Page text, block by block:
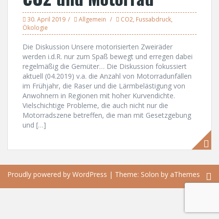
30. April 2019 Allgemein CO2, Fussabdruck,
Ökologie
Die Diskussion Unsere motorisierten Zweiräder
werden i.d.R. nur zum Spaß bewegt und erregen dabei
regelmäßig die Gemüter… Die Diskussion fokussiert
aktuell (04.2019) v.a. die Anzahl von Motorradunfällen
im Frühjahr, die Raser und die Lärmbelästigung von
Anwohnern in Regionen mit hoher Kurvendichte.
Vielschichtige Probleme, die auch nicht nur die
Motorradszene betreffen, die man mit Gesetzgebung
und […]
Proudly powered by WordPress | Theme: Solon by aThemes